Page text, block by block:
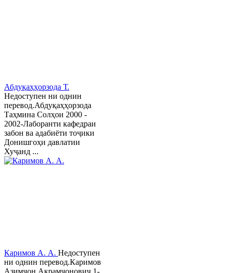
Абдуқаҳҳорзода Т.
Недоступен ни однин
перевод.Абдуқаҳҳорзода
Таҳмина Солҳои 2000 -
2002-Лаборанти кафедраи
забон ва адабиёти тоҷики
Донишгоҳи давлатии
Хуҷанд ...
Каримов А. А. Недоступен
ни однин перевод.Каримов